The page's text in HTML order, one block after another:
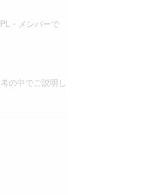
・メンバーで
の中でご説明し